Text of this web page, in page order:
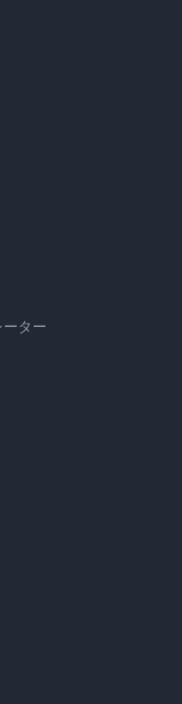
ター